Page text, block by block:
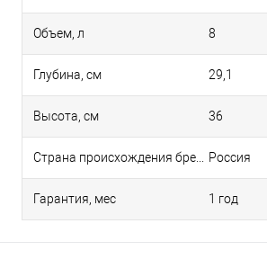
Объем, л 8
Глубина, см 29,1
Высота, см 36
Россия
Гарантия, мес 1 год